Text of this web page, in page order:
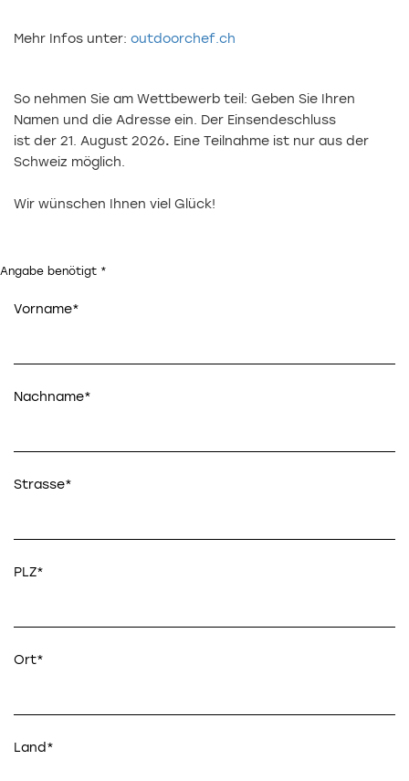
Mehr Infos unter: outdoorchef.ch
So nehmen Sie am Wettbewerb teil: Geben Sie Ihren
Namen und die Adresse ein. Der Einsendeschluss
ist der 21. August 2026. Eine Teilnahme ist nur aus der
Schweiz möglich.
Wir wünschen Ihnen viel Glück!
Angabe benötigt *
Vorname*
Nachname*
Strasse*
PLZ*
Ort*
Land*